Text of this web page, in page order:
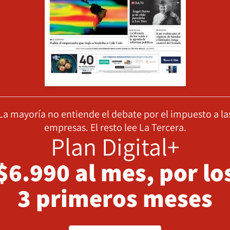
mayoría no entiende el debate por el impuesto a
empresas. El resto lee La Tercera.
Plan Digital+
al mes, por
3 primeros meses